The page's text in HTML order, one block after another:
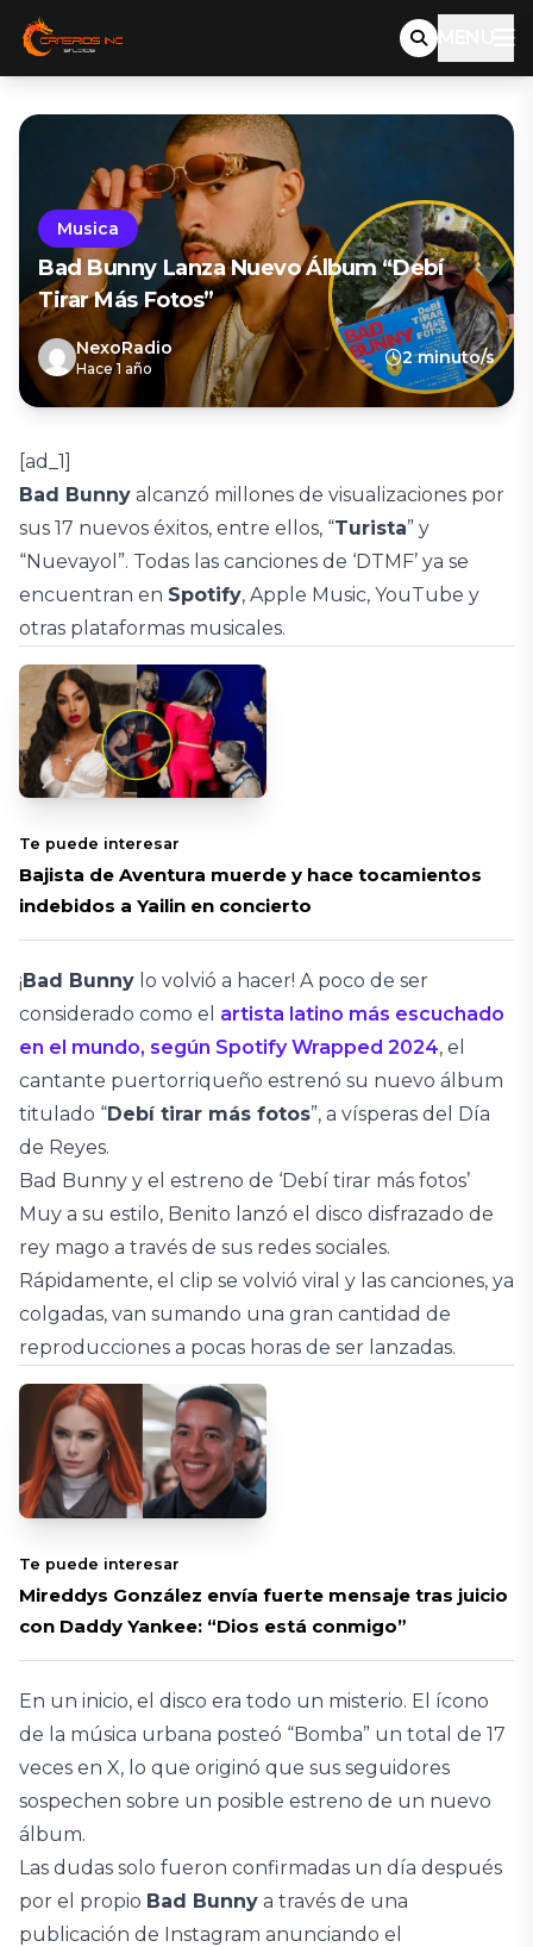
MENU
Musica
Bad Bunny Lanza Nuevo Álbum “Debí
Tirar Más Fotos”
NexoRadio
Hace 1 año
2 minuto/s
[ad_1]
Bad Bunny alcanzó millones de visualizaciones por
sus 17 nuevos éxitos, entre ellos, “Turista” y
“Nuevayol”. Todas las canciones de ‘DTMF’ ya se
encuentran en Spotify, Apple Music, YouTube y
otras plataformas musicales.
Te puede interesar
Bajista de Aventura muerde y hace tocamientos
indebidos a Yailin en concierto
¡ Bad Bunny lo volvió a hacer! A poco de ser
considerado como el artista latino más escuchado
en el mundo, según Spotify Wrapped 2024, el
cantante puertorriqueño estrenó su nuevo álbum
titulado “Debí tirar más fotos”, a vísperas del Día
de Reyes.
Bad Bunny y el estreno de ‘Debí tirar más fotos’
Muy a su estilo, Benito lanzó el disco disfrazado de
rey mago a través de sus redes sociales.
Rápidamente, el clip se volvió viral y las canciones, ya
colgadas, van sumando una gran cantidad de
reproducciones a pocas horas de ser lanzadas.
Te puede interesar
Mireddys González envía fuerte mensaje tras juicio
con Daddy Yankee: “Dios está conmigo”
En un inicio, el disco era todo un misterio. El ícono
de la música urbana posteó “Bomba” un total de 17
veces en X, lo que originó que sus seguidores
sospechen sobre un posible estreno de un nuevo
álbum.
Las dudas solo fueron confirmadas un día después
por el propio Bad Bunny a través de una
publicación de Instagram anunciando el